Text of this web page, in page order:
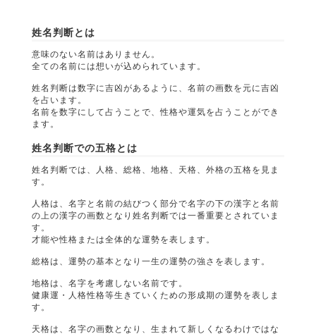
姓名判断とは
意味のない名前はありません。
全ての名前には想いが込められています。
姓名判断は数字に吉凶があるように、名前の画数を元に吉凶
を占います。
名前を数字にして占うことで、性格や運気を占うことができ
ます。
姓名判断での五格とは
姓名判断では、人格、総格、地格、天格、外格の五格を見ま
す。
人格は、名字と名前の結びつく部分で名字の下の漢字と名前
の上の漢字の画数となり姓名判断では一番重要とされていま
す。
才能や性格または全体的な運勢を表します。
総格は、運勢の基本となり一生の運勢の強さを表します。
地格は、名字を考慮しない名前です。
健康運・人格性格等生きていくための形成期の運勢を表しま
す。
天格は、名字の画数となり、生まれて新しくなるわけではな